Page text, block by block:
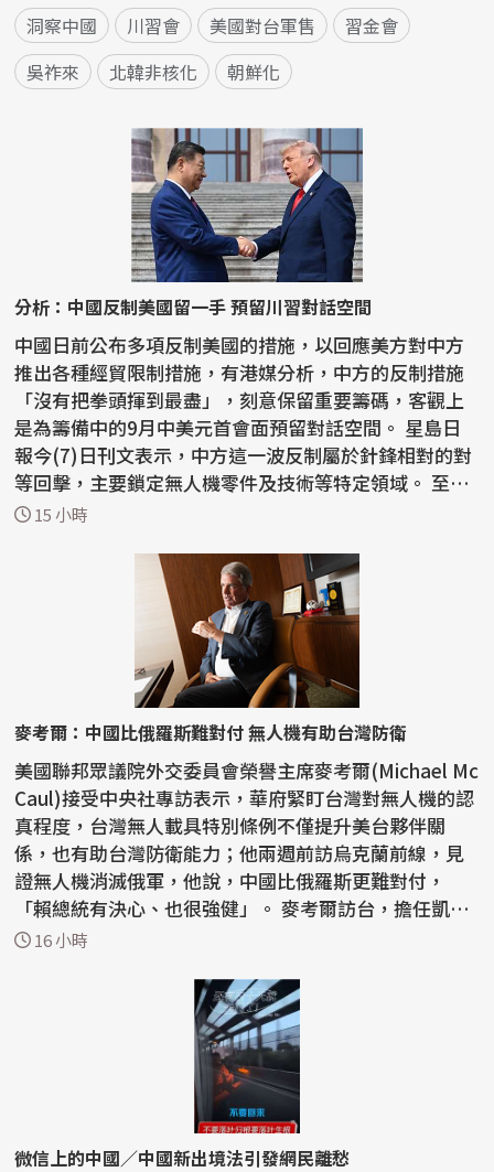
洞察中國 川習會 美國對台軍售
習金會
吳祚來
北韓非核化 朝鮮化
分析：中國反制美國留一手 預留川習對話空間
中國日前公布多項反制美國的措施，以回應美方對中方
推出各種經貿限制措施，有港媒分析，中方的反制措施
「沒有把拳頭揮到最盡」，刻意保留重要籌碼，客觀上
是為籌備中的9月中美元首會面預留對話空間。 星島日
報今(7)日刊文表示，中方這一波反制屬於針鋒相對的對
等回擊，主要鎖定無人機零件及技術等特定領域。 至於
稀土...
15 小時
麥考爾：中國比俄羅斯難對付 無人機有助台灣防衛
美國聯邦眾議院外交委員會榮譽主席麥考爾(Michael Mc
Caul)接受中央社專訪表示，華府緊盯台灣對無人機的認
真程度，台灣無人載具特別條例不僅提升美台夥伴關
係，也有助台灣防衛能力；他兩週前訪烏克蘭前線，見
證無人機消滅俄軍，他說，中國比俄羅斯更難對付，
「賴總統有決心、也很強健」。 麥考爾訪台，擔任凱達
格蘭論壇...
16 小時
微信上的中國／中國新出境法引發網民離愁